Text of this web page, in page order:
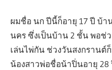
ผมชื่อ นก ปีนี้ก็อายุ 17 ปี บ้
นคร ซึ่งเป็นบ้าน 2 ชั้น พอช่
เล่นไพ่กัน ช่วงวันสงกรานต์
น้องสาวพ่อชื่อน้าปิ่นอายุ 28